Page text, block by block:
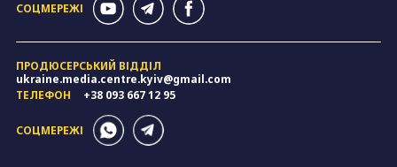
СОЦМЕРЕЖІ
ПРОДЮСЕРСЬКИЙ ВІДДІЛ
ukraine.media.centre.kyiv@gmail.com
ТЕЛЕФОН
+38 093 667 12 95
СОЦМЕРЕЖІ